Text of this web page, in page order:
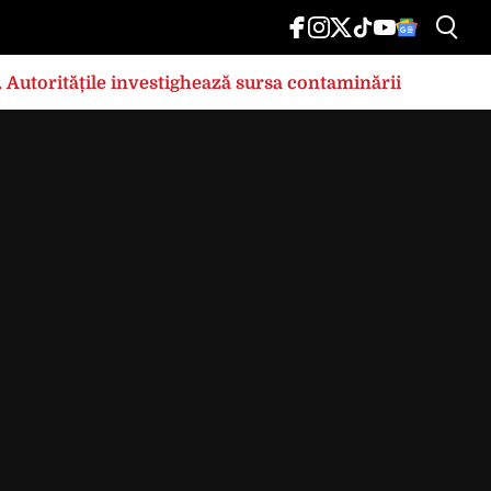
Autoritățile investighează sursa contaminării